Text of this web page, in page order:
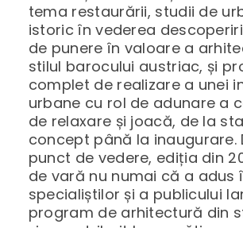
tema restaurării, studii de
istoric în vederea
de punere în valoare a
stilul barocului austriac, și
complet de realizare a unei
urbane cu rol de adunare a
de relaxare și joacă, de la
concept până la inaugurare.
punct de vedere, ediția din
de vară nu numai că a adus
specialiștilor și a publicului
program de arhitectură din